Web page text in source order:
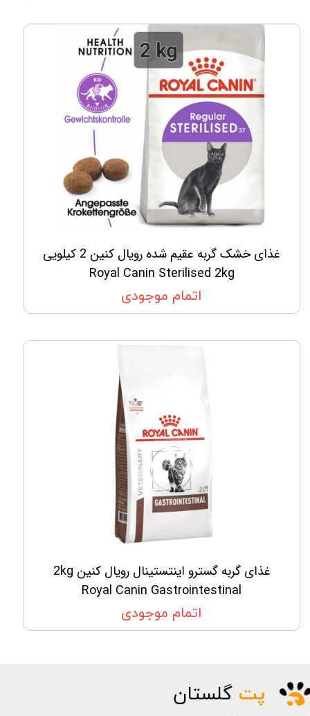
غذای خشک گربه عقیم شده رویال کنین 2 کیلویی
Royal Canin Sterilised 2kg
اتمام موجودی
غذای گربه گسترو اینتستینال رویال کنین 2kg
Royal Canin Gastrointestinal
اتمام موجودی
پت گلستان